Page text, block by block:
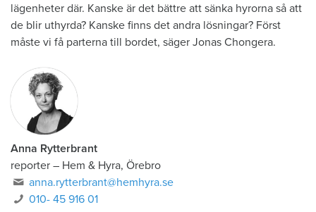
lägenheter där. Kanske är det bättre att sänka hyrorna så att
de blir uthyrda? Kanske finns det andra lösningar? Först
måste vi få parterna till bordet, säger Jonas Chongera.
Anna Rytterbrant
reporter – Hem & Hyra, Örebro
anna.rytterbrant@hemhyra.se
010- 45 916 01